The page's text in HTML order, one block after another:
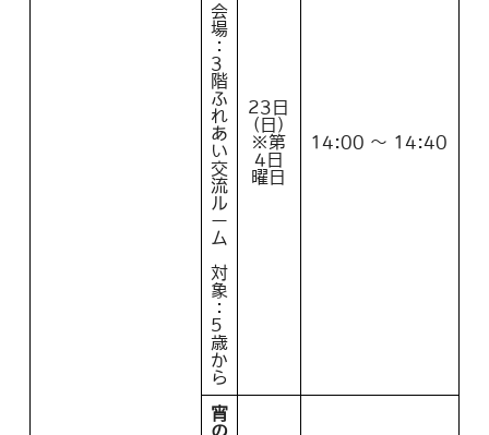
会
場
：
3
階
ふ
れ
あ
い
交
流
ル
ー
ム
対
象
：
5
歳
か
ら
23日
(日)
※第
4日
曜日
14:00 ～ 14:40
宵
の